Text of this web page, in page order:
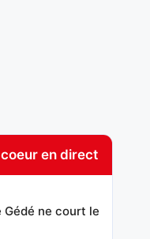
en direct
ne court le